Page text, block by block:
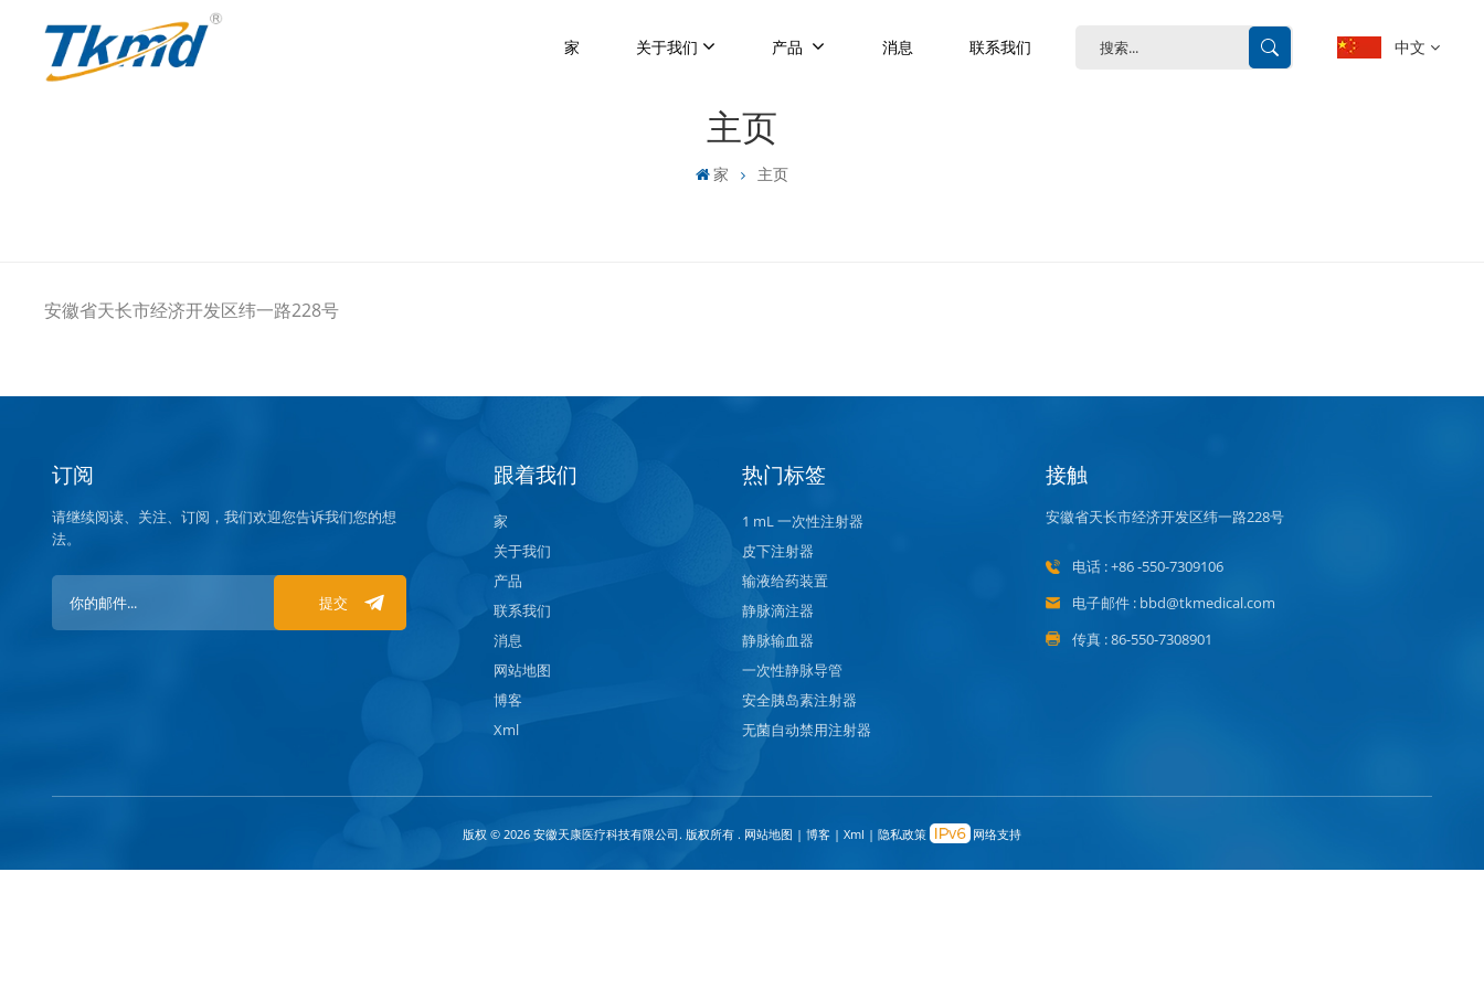
家 关于我们 产品 消息 联系我们 中文
主页
家 主页
安徽省天长市经济开发区纬一路228号
订阅
请继续阅读、关注、订阅，我们欢迎您告诉我们您的想
法。
提交
跟着我们
家
关于我们
产品
联系我们
消息
网站地图
博客
Xml
热门标签
1 mL 一次性注射器
皮下注射器
输液给药装置
静脉滴注器
静脉输血器
一次性静脉导管
安全胰岛素注射器
无菌自动禁用注射器
接触
安徽省天长市经济开发区纬一路228号
电话 : +86 -550-7309106
电子邮件 : bbd@tkmedical.com
传真 : 86-550-7308901
版权 © 2026 安徽天康医疗科技有限公司. 版权所有 . 网站地图 | 博客 | Xml | 隐私政策 网络支持